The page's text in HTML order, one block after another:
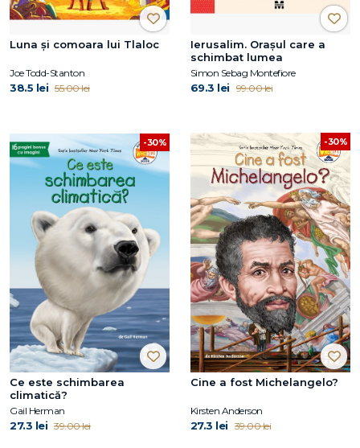
Luna și comoara lui Tlaloc
Joe Todd-Stanton
38.5 lei 55.00 lei
Ierusalim. Orașul care a
schimbat lumea
Simon Sebag Montefiore
69.3 lei 99.00 lei
-30%
Ce este schimbarea
climatică?
Gail Herman
27.3 lei 39.00 lei
-30%
Cine a fost Michelangelo?
Kirsten Anderson
27.3 lei 39.00 lei